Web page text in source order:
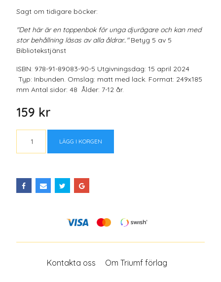
Sagt om tidigare böcker:
"Det här är en toppenbok för unga djurägare och kan med
stor behållning läsas av alla åldrar.."Betyg 5 av 5
Bibliotekstjänst
ISBN: 978-91-89083-90-5 Utgivningsdag: 15 april 2024
Typ: Inbunden. Omslag: matt med lack. Format: 249x185
mm Antal sidor: 48 Ålder: 7-12 år.
159 kr
LÄGG I KORGEN
Kontakta oss Om Triumf förlag